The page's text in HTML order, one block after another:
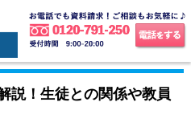
説！生徒との関係や教員